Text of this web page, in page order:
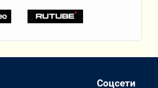
Соцсети